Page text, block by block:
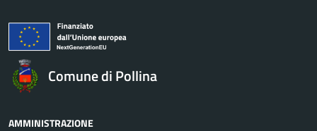
Comune di Pollina
AMMINISTRAZIONE